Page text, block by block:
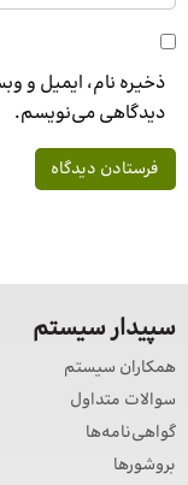
ذخیره نام، ایمیل و
دیدگاهی می‌نویسم.
سپیدار سیستم
همکاران سیستم
سوالات متداول
گواهی‌نامه‌ها
بروشورها